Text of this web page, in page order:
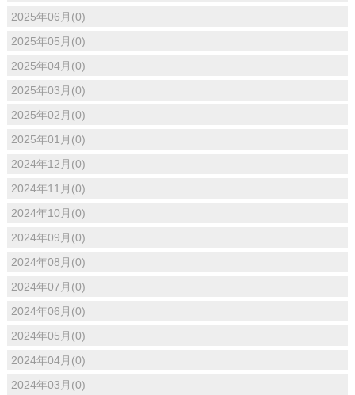
2025年06月(0)
2025年05月(0)
2025年04月(0)
2025年03月(0)
2025年02月(0)
2025年01月(0)
2024年12月(0)
2024年11月(0)
2024年10月(0)
2024年09月(0)
2024年08月(0)
2024年07月(0)
2024年06月(0)
2024年05月(0)
2024年04月(0)
2024年03月(0)